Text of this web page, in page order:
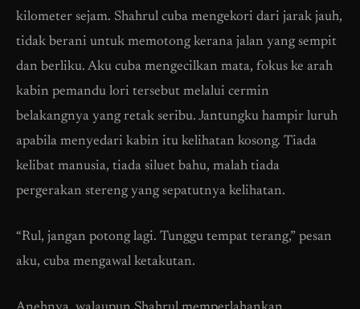
kilometer sejam. Shahrul cuba mengekori dari jarak jauh,
tidak berani untuk memotong kerana jalan yang sempit
dan berliku. Aku cuba mengecilkan mata, fokus ke arah
kabin pemandu lori tersebut melalui cermin
belakangnya yang retak seribu. Jantungku hampir luruh
apabila menyedari kabin itu kelihatan kosong. Tiada
kelibat manusia, tiada siluet bahu, malah tiada
pergerakan stereng yang sepatutnya kelihatan.
“Rul, jangan potong lagi. Tunggu tempat terang,” pesan
aku, cuba mengawal ketakutan.